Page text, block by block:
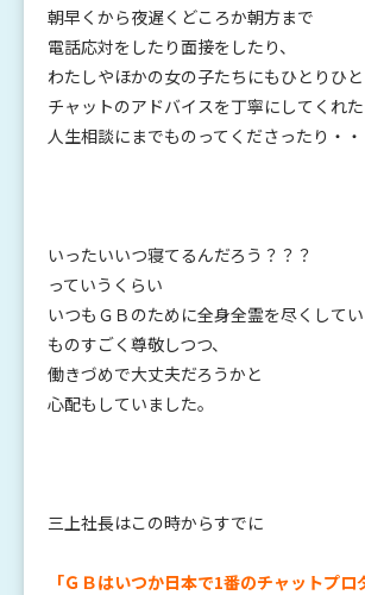
朝早くから夜遅くどころか朝方まで
電話応対をしたり面接をしたり、
わたしやほかの女の子たちにもひとりひ
チャットのアドバイスを丁寧にしてくれた
人生相談にまでものってくださったり・・
いったいいつ寝てるんだろう？？？
っていうくらい
いつもＧＢのために全身全霊を尽くして
ものすごく尊敬しつつ、
働きづめで大丈夫だろうかと
心配もしていました。
三上社長はこの時からすでに
「ＧＢはいつか日本で1番のチャットプ